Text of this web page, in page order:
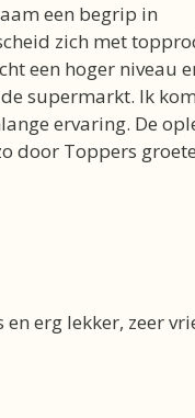
een begrip in
zich met
een hoger niveau
supermarkt. Ik
ervaring. De
door Toppers
en erg lekker, zeer